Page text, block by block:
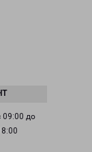
09:00 до